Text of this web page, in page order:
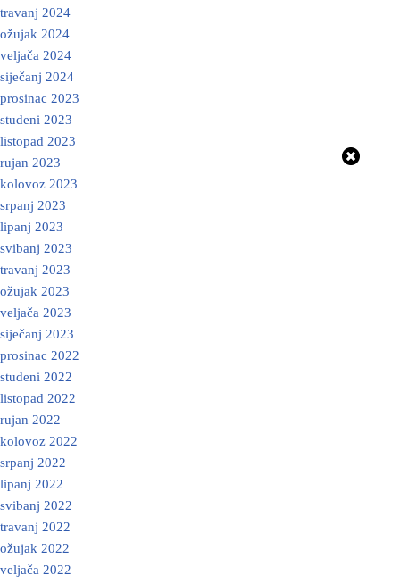
travanj 2024
ožujak 2024
veljača 2024
siječanj 2024
prosinac 2023
studeni 2023
listopad 2023
rujan 2023
kolovoz 2023
srpanj 2023
lipanj 2023
svibanj 2023
travanj 2023
ožujak 2023
veljača 2023
siječanj 2023
prosinac 2022
studeni 2022
listopad 2022
rujan 2022
kolovoz 2022
srpanj 2022
lipanj 2022
svibanj 2022
travanj 2022
ožujak 2022
veljača 2022